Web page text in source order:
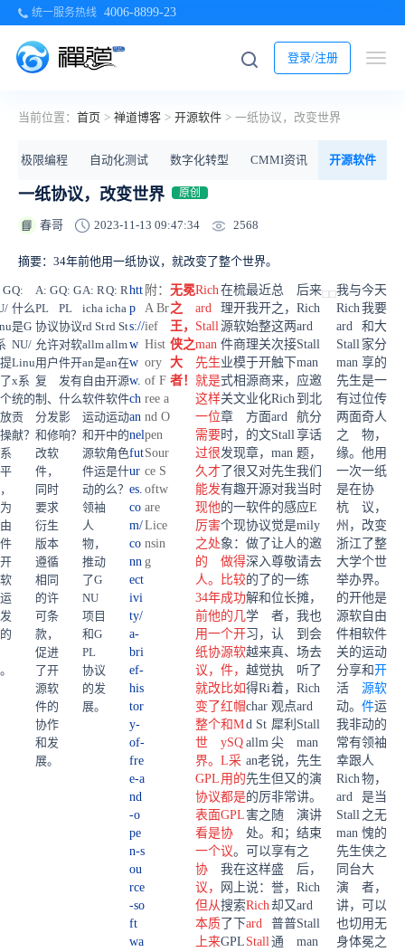
统一服务热线 4006-8899-23
登录/注册
当前位置： 首页 > 禅道博客 > 开源软件 > 一纸协议，改变世界
极限编程 自动化测试 数字化转型 CMMI资讯 开源软件
一纸协议，改变世界 原创
📘 春哥 2023-11-13 09:47:34 2568
摘要：34年前他用一纸协议，就改变了整个世界。
今天
我要
和大
家分
享的
是一
位传
奇人
物，
他用
一纸
协
议，
改变
了整
个世
界。
他是
自由
软件
运动
和开
源软
件运
动的
领袖
人
物，
是当
之无
愧的
侠之
大
者，
可以
用无
冕之
我与
Rich
ard
Stall
man
先生
有过
两面
之
缘。
一次
是在
杭
州，
浙江
大学
举办
的开
源软
件相
关的
分享
活
动。
我非
常有
幸跟
Rich
ard
Stall
man
先生
同台
演
讲，
也切
身体
后来
Rich
ard
Stall
man
应邀
到北
航分
享话
题，
我们
当时
应E
mily
的邀
请去
练
摊，
我也
到会
场去
听了
Rich
ard
Stall
man
先生
的演
讲。
演讲
结束
之
后，
Rich
ard
Stall
man
总
之，
这两
次接
触下
来，
Rich
ard
Stall
man
先生
对我
的感
觉是
让人
尊敬
的一
位长
者，
认
真、
执
着，
观点
犀利
尖
锐，
但又
非常
随
和；
享有
盛
誉，
却又
普普
通
最近
我开
始整
理关
于开
源商
业化
方面
的文
章，
又对
开源
软件
协议
做了
深入
的了
解和
学
习，
越来
越觉
得Ri
char
d St
allm
an老
先生
的厉
害之
处。
可以
这样
说：
Rich
ard
Stall
在梳
理开
源软
件商
业模
式相
关文
章
时，
发现
了很
有趣
的一
个现
象：
做得
比较
成功
的几
个开
源软
件，
比如
红帽
和M
ySQ
L采
用的
都是
GPL
协
议。
我在
网上
搜索
了下
GPL
Rich
ard
Stall
man
先生
就是
这样
一位
需要
过很
久才
能发
现他
厉害
之处
的
人。
34年
前他
用一
纸协
议，
就改
变了
整个
世
界。
GPL
协议
表面
看是
一个
协
议，
但从
本质
上来
无冕
之
王，
侠之
大
者！
附：
A Br
ief
Hist
ory
of F
ree a
nd O
pen
Sour
ce S
oftw
are
Lice
nsin
g
htt
p
s://
w
w
w.
ch
an
nel
fut
ur
es.
co
m/
co
nn
ect
ivi
ty/
a-
bri
ef-
his
tor
y-
of-
fre
e-a
nd
-o
pe
n-s
ou
rce
-so
ft
wa
Q: R
icha
rd St
allm
an在
开源
软件
运动
中的
角色
是什
么？
A: R
icha
rd St
allm
an是
自由
软件
运动
和开
源软
件运
动的
领袖
人
物，
推动
了G
NU
项目
和G
PL
协议
的发
展。
Q: G
PL
协议
对软
件开
发有
什么
影
响？
A: G
PL
协议
允许
用户
复
制、
分发
和修
改软
件，
同时
要求
衍生
版本
遵循
相同
的许
可条
款，
促进
了开
源软
件的
协作
和发
展。
Q:
什么
是G
NU/
Linu
x系
统的
贡
献？
G